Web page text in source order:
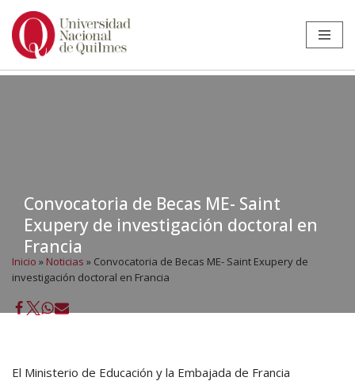
Ir
Convocatoria de Becas ME- Saint
Exupery de investigación doctoral en
Francia
Inicio » Noticias » Convocatoria de Becas ME- Saint Exupery de
investigación doctoral en Francia
El Ministerio de Educación y la Embajada de Francia